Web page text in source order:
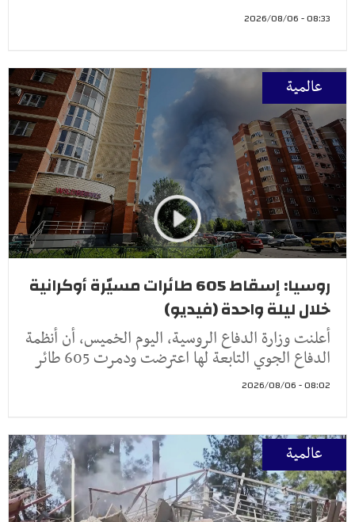
08:33 - 2026/08/06
عالمية
روسيا: إسقاط 605 طائرات مسيّرة أوكرانية
خلال ليلة واحدة (فيديو)
أعلنت وزارة الدفاع الروسية، اليوم الخميس، أن أنظمة
الدفاع الجوي التابعة لها اعترضت ودمرت 605 طائر
08:02 - 2026/08/06
عالمية